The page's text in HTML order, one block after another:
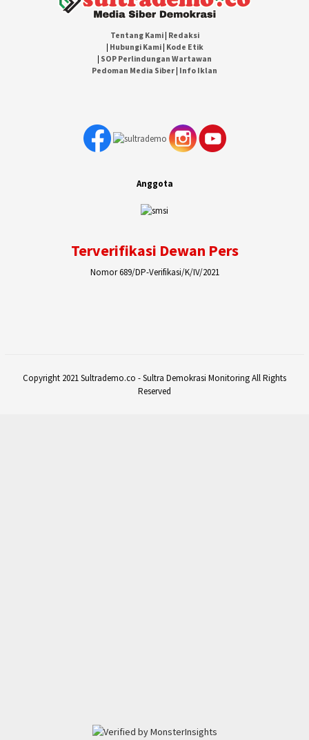
Tentang Kami| Redaksi
| Hubungi Kami| Kode Etik
| SOP Perlindungan Wartawan
Pedoman Media Siber | Info Iklan
Anggota
Terverifikasi Dewan Pers
Nomor 689/DP-Verifikasi/K/IV/2021
Copyright 2021 Sultrademo.co - Sultra Demokrasi Monitoring All Rights
Reserved